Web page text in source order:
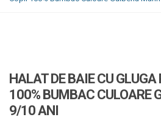
HALAT DE BAIE CU GLUGA
100% BUMBAC CULOARE
9/10 ANI